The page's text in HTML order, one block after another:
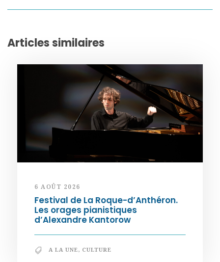
Articles similaires
6 AOÛT 2026
Festival de La Roque-d’Anthéron.
Les orages pianistiques
d’Alexandre Kantorow
A LA UNE, CULTURE